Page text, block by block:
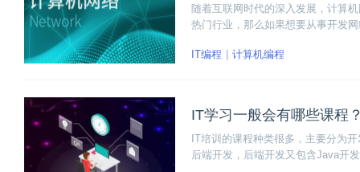
随着互联网时代的深入发展，计算
热门行业，那么如果想要从事开发
容。
IT编程 计算机编程
IT学习一般会有哪些课程
IT培训的课程种类很多，主要分为
后端开发，后端开发又包含Java开